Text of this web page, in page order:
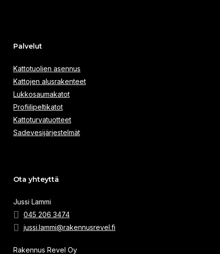
Palvelut
Kattotuolien asennus
Kattojen alusrakenteet
Lukkosaumakatot
Profiilipeltikatot
Kattoturvatuotteet
Sadevesijärjestelmät
Ota yhteyttä
Jussi Lammi
045 206 3474
jussi.lammi@rakennusrevel.fi
Rakennus Revel Oy